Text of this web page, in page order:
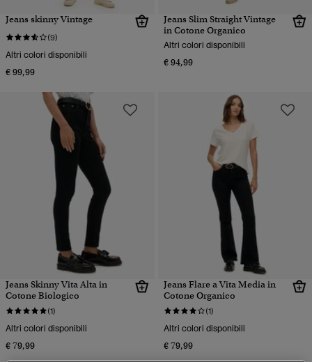
Jeans skinny Vintage
(9)
Altri colori disponibili
€ 99,99
Jeans Slim Straight Vintage
in Cotone Organico
Altri colori disponibili
€ 94,99
Jeans Skinny Vita Alta in
Cotone Biologico
(1)
Altri colori disponibili
€ 79,99
Jeans Flare a Vita Media in
Cotone Organico
(1)
Altri colori disponibili
€ 79,99